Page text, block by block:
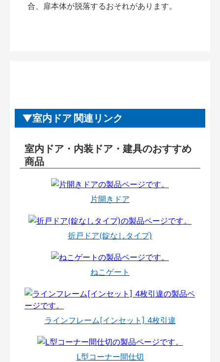
合、扉本体が脱落するおそれがあります。
室内ドア 関連リンク
室内ドア・内装ドア・建具のおすすめ
商品
片開きドア
折戸ドア(錠なしタイプ)
ねこゲート
ラインフレーム[インセット] 4枚引違
L型コーナー間仕切